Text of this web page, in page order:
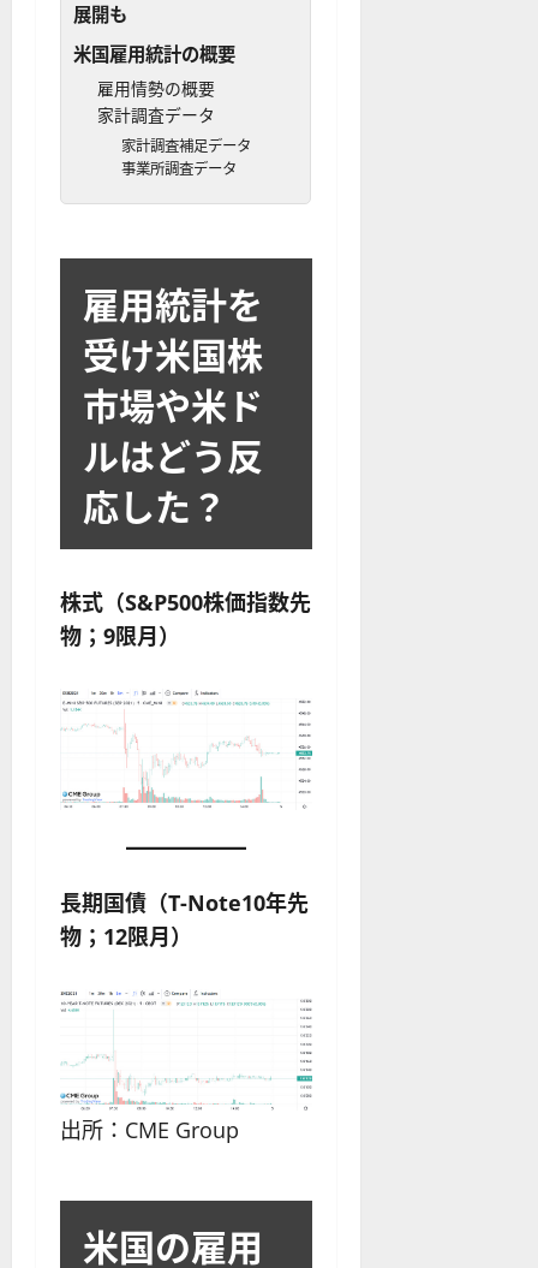
展開も
米国雇用統計の概要
雇用情勢の概要
家計調査データ
家計調査補足データ
事業所調査データ
雇用統計を
受け米国株
市場や米ド
ルはどう反
応した？
株式（S&P500株価指数先
物；9限月）
長期国債（T-Note10年先
物；12限月）
出所：CME Group
米国の雇用